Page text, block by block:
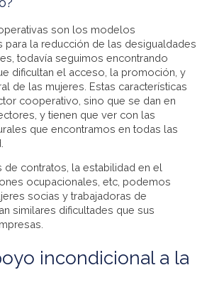
son los modelos
la reducción de las desigualdades
todavía seguimos encontrando
dificultan el acceso, la promoción, y
de las mujeres. Estas características
cooperativo, sino que se dan en
y tienen que ver con las
que encontramos en todas las
contratos, la estabilidad en el
ocupacionales, etc, podemos
socias y trabajadoras de
similares dificultades que sus
incondicional a la